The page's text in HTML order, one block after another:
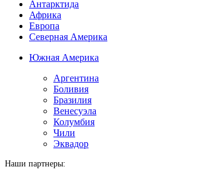
Антарктида
Африка
Европа
Северная Америка
Южная Америка
Аргентина
Боливия
Бразилия
Венесуэла
Колумбия
Чили
Эквадор
Наши партнеры: